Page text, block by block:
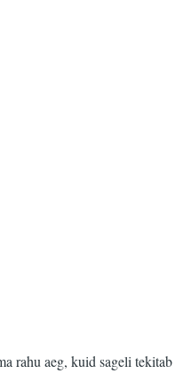
rahu aeg, kuid sageli tekitab